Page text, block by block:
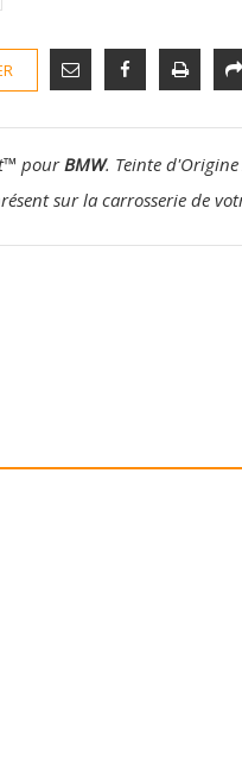
™ pourBMW. Teinte d'Origine
sur la carrosserie de